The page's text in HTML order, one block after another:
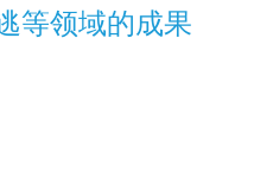
等领域的成果